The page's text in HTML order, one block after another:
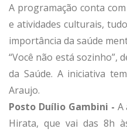
A programação conta
e atividades culturais,
importância da saúde
“Você não está sozinho”,
da Saúde. A iniciativa
Araujo.
Posto Duílio Gambini - A
Hirata, que vai das 8h